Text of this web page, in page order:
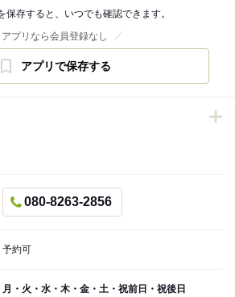
保存すると、いつでも確認できます。
アプリなら会員登録なし
アプリで保存する
080-8263-2856
予約可
月・火・水・木・金・土・祝前日・祝後日